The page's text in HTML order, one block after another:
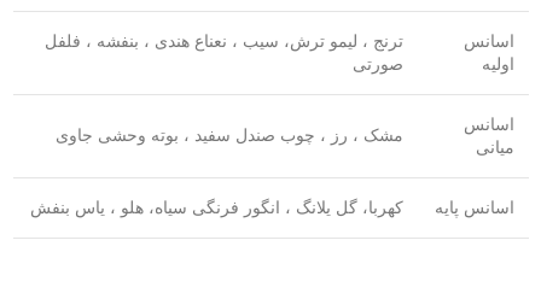
اسانس
اولیه
ترنج ، لیمو ترش، سیب ، نعناع هندی ، بنفشه ، فلفل
صورتی
اسانس
میانی
مشک ، رز ، چوب صندل سفید ، بوته وحشی جاوی
اسانس پایه کهربا، گل یلانگ ، انگور فرنگی سیاه، هلو ، یاس بنفش